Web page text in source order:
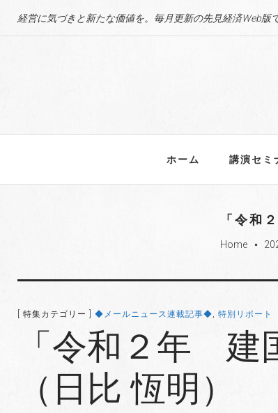
o
経営に気づきと新たな価値を。毎月更新の先見経済Web版で
ホーム 講演セミ
「令和
Home fiber_manual_record
[ 特集カテゴリー ] ◆メールニュース連載記事◆, 特別リポート
「令和２年 建
（日比 恆明）